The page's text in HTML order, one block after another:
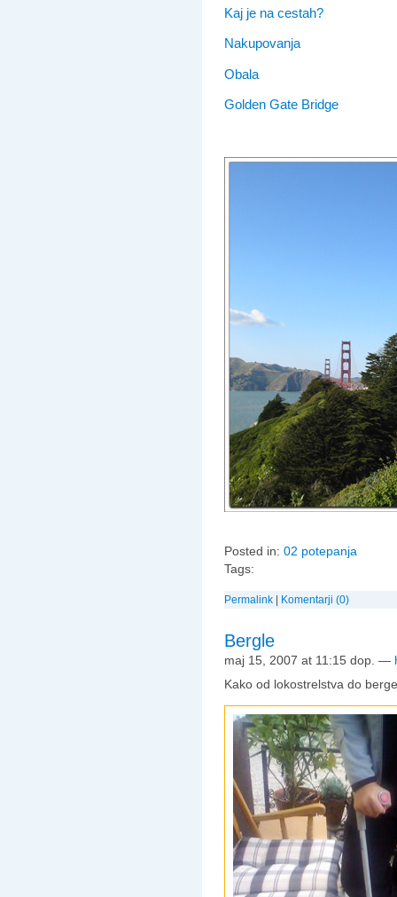
Kaj je na cestah?
Nakupovanja
Obala
Golden Gate Bridge
Posted in: 02 potepanja
Tags:
Permalink | Komentarji (0)
Bergle
maj 15, 2007 at 11:15 dop. —
Kako od lokostrelstva do